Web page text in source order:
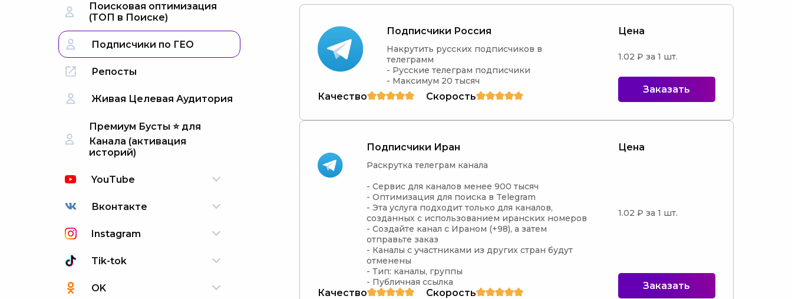
Поисковая оптимизация
(ТОП в Поиске)
Подписчики по ГЕО
Репосты
Живая Целевая Аудитория
Премиум Бусты ⭐️ для
Канала (активация
историй)
YouTube
Вконтакте
Instagram
Tik-tok
OK
Подписчики Россия
Накрутить русских подписчиков в
телеграмм
- Русские телеграм подписчики
- Максимум 20 тысяч
Качество Скорость
Цена
1.02 ₽ за 1 шт.
Заказать
Подписчики Иран
Раскрутка телеграм канала
- Сервис для каналов менее 900 тысяч
- Оптимизация для поиска в Telegram
- Эта услуга подходит только для каналов,
созданных с использованием иранских номеров
- Создайте канал с Ираном (+98), а затем
отправьте заказ
- Каналы с участниками из других стран будут
отменены
- Тип: каналы, группы
- Публичная ссылка
Качество Скорость
Цена
1.02 ₽ за 1 шт.
Заказать